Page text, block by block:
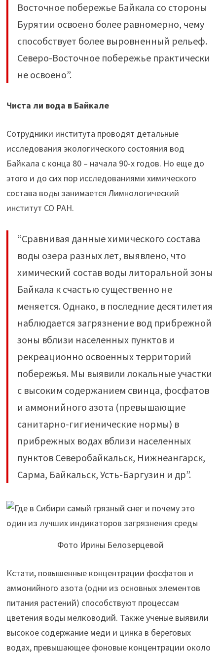
Восточное побережье Байкала со стороны
Бурятии освоено более равномерно, чему
способствует более выровненный рельеф.
Северо-Восточное побережье практически
не освоено”.
Чиста ли вода в Байкале
Сотрудники института проводят детальные
исследования экологического состояния вод
Байкала с конца 80 – начала 90-х годов. Но еще до
этого и до сих пор исследованиями химического
состава воды занимается Лимнологический
институт СО РАН.
“Сравнивая данные химического состава
воды озера разных лет, выявлено, что
химический состав воды литоральной зоны
Байкала к счастью существенно не
меняется. Однако, в последние десятилетия
наблюдается загрязнение вод прибрежной
зоны вблизи населенных пунктов и
рекреационно освоенных территорий
побережья. Мы выявили локальные участки
с высоким содержанием свинца, фосфатов
и аммонийного азота (превышающие
санитарно-гигиенические нормы) в
прибрежных водах вблизи населенных
пунктов Северобайкальск, Нижнеангарск,
Сарма, Байкальск, Усть-Баргузин и др”.
Фото Ирины Белозерцевой
Кстати, повышенные концентрации фосфатов и
аммонийного азота (одни из основных элементов
питания растений) способствуют процессам
цветения воды мелководий. Также ученые выявили
высокое содержание меди и цинка в береговых
водах, превышающее фоновые концентрации около